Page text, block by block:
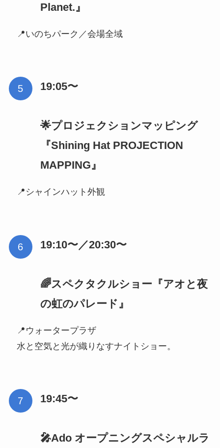
Planet.』
📍いのちパーク／会場全域
19:05〜
🌟プロジェクションマッピング
『Shining Hat PROJECTION
MAPPING』
📍シャインハット外観
19:10〜／20:30〜
🌈スペクタクルショー『アオと夜
の虹のパレード』
📍ウォータープラザ
水と空気と光が織りなすナイトショー。
19:45〜
🎤Ado オープニングスペシャルラ